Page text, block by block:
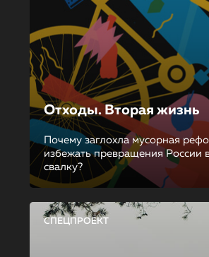
Отходы. Вторая жизнь
Почему заглохла мусорная
избежать превращения России
свалку?
СПЕЦПРОЕКТ